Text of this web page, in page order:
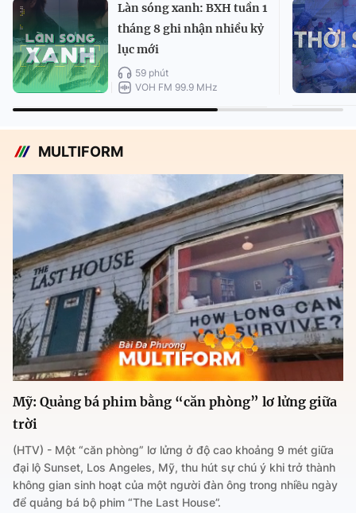
Làn sóng xanh: BXH tuần 1
tháng 8 ghi nhận nhiều kỷ
lục mới
59 phút
VOH FM 99.9 MHz
MULTIFORM
Mỹ: Quảng bá phim bằng “căn phòng” lơ lửng giữa
trời
(HTV) - Một “căn phòng” lơ lửng ở độ cao khoảng 9 mét giữa
đại lộ Sunset, Los Angeles, Mỹ, thu hút sự chú ý khi trở thành
không gian sinh hoạt của một người đàn ông trong nhiều ngày
để quảng bá bộ phim “The Last House”.